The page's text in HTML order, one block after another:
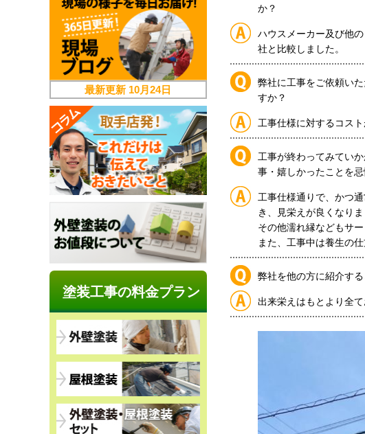
か？
ハウスメーカー及び他
社と比較しました。
弊社に工事をご依頼い
すか？
工事仕様に対するコスト
工事が終わってみてい
事・嬉しかったことを
工事仕様通りで、かつ
き、見栄えが良くなりま
その他濡れ縁などもサ
また、工事中は養生の
弊社を他の方に紹介す
出来栄えはもとより全
最新更新 10月24日
塗装工事の料金プラン